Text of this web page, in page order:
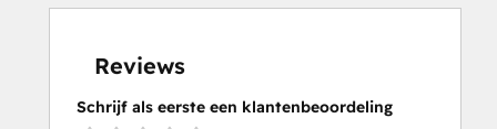
Reviews
Schrijf als eerste een klantenbeoordeling